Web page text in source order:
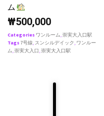
ム
₩500,000
Categories ワンルーム,崇実大入口駅
Tags7号線, スンシルデイック , ワンルー
ム,崇実大入口,崇実大入口駅